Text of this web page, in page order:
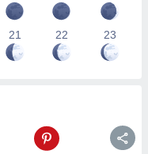
21 22 23